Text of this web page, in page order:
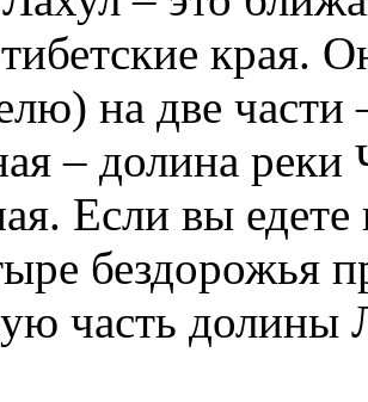
края.
на две
– долина
Если вы
бездорожья
часть долины